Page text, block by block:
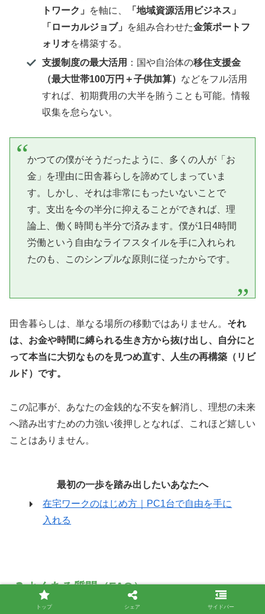
トワーク」
を軸に、
「地域資源活用ビジネス」
「ローカルジョブ」
を組み合わせた金策ポートフ
ォリオを構築する。
支援制度の最大活用 ：国や自治体の移住支援金
（最大世帯100万円＋子供加算） などをフル活用
すれば、初期費用の大半を賄うことも可能。情報
収集を怠らない。
かつての僕がそうだったように、多くの人が「お
金」を理由に田舎暮らしを諦めてしまっていま
す。しかし、それは非常にもったいないことで
す。支出を今の半分に抑えることができれば、理
論上、働く時間も半分で済みます。僕が1日4時間
労働という自由なライフスタイルを手に入れられ
たのも、このシンプルな原則に従ったからです。
田舎暮らしは、単なる場所の移動ではありません。 それ
は、お金や時間に縛られる生き方から抜け出し、自分にと
って本当に大切なものを見つめ直す、人生の再構築（リビ
ルド）です。
この記事が、あなたの金銭的な不安を解消し、理想の未来
へ踏み出すための力強い後押しとなれば、これほど嬉しい
ことはありません。
最初の一歩を踏み出したいあなたへ
在宅ワークのはじめ方｜PC1台で自由を手に
入れる
❓ よくある質問（FAQ）
トップ シェア サイドバー